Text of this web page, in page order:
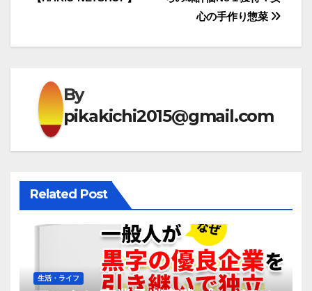
ー
シ
ョ
ン
心の手作り惣菜
By
pikakichi2015@gmail.com
Related Post
生活・ライフ